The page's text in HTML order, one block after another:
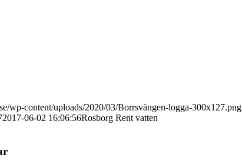
wp-content/uploads/2020/03/Borrsvängen-logga-300x127.png
2017-06-02 16:06:56Rosborg Rent vatten